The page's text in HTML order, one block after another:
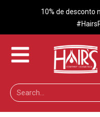
10% de desconto